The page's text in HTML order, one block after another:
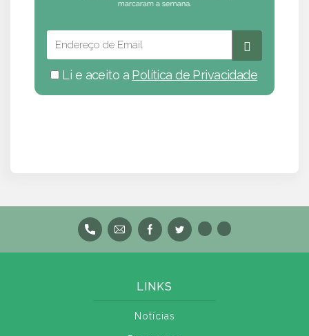
Li e aceito a Política de Privacidade
LINKS
Notícias